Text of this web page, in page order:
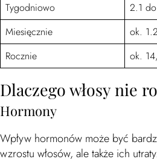
Tygodniowo
2.1
Miesięcznie
ok.
Rocznie
ok.
Dlaczego włosy nie
Hormony
Wpływ hormonów może być
wzrostu włosów, ale także ich